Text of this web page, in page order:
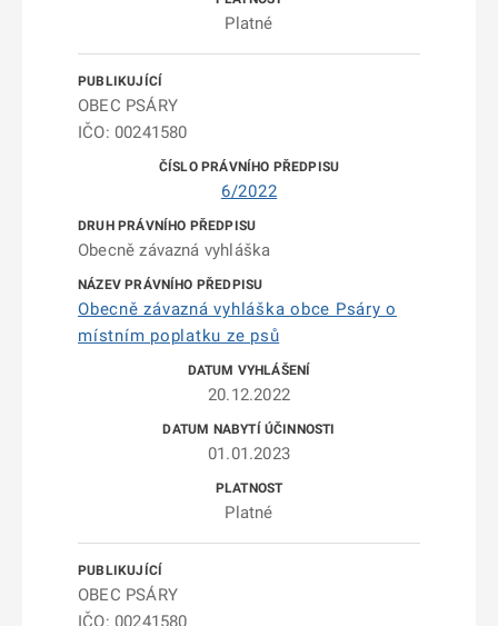
Platné
OBEC PSÁRY
IČO: 00241580
6/2022
Obecně závazná vyhláška
Obecně závazná vyhláška obce Psáry o
místním poplatku ze psů
20.12.2022
01.01.2023
Platné
OBEC PSÁRY
IČO: 00241580